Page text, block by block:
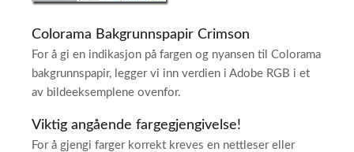
Colorama Bakgrunnspapir Crimson
For å gi en indikasjon på fargen og nyansen til Colorama
bakgrunnspapir, legger vi inn verdien i Adobe RGB i et
av bildeeksemplene ovenfor.
Viktig angående fargegjengivelse!
For å gjengi farger korrekt kreves en nettleser eller